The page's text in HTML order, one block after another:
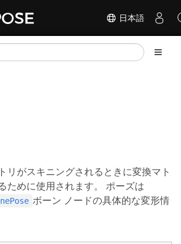
替え 日本語
リがスキニングされるときに変換マト
ために使用されます。 ポーズは
ボーン ノードの具体的な変形情